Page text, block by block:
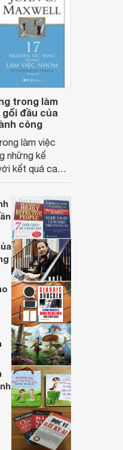
lượng
đ
trong làm
đầu của
công
làm việc
những kế
kết quả cao